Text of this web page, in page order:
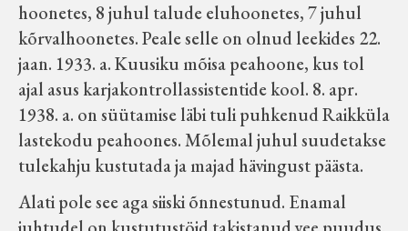
hoonetes, 8 juhul talude eluhoonetes, 7 juhul
kõrvalhoonetes. Peale selle on olnud leekides 22.
jaan. 1933. a. Kuusiku mõisa peahoone, kus tol
ajal asus karjakontrollassistentide kool. 8. apr.
1938. a. on süütamise läbi tuli puhkenud Raikküla
lastekodu peahoones. Mõlemal juhul suudetakse
tulekahju kustutada ja majad hävingust päästa.
Alati pole see aga siiski õnnestunud. Enamal